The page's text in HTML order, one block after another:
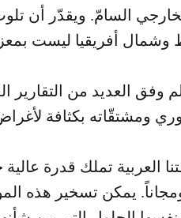
وفق العديد من التقارير
تملك قدرة عالية
يمكن تسخير هذه